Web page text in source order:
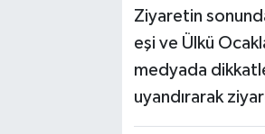
Ziyaretin
eşi ve Ülkü
medyada
uyandırarak